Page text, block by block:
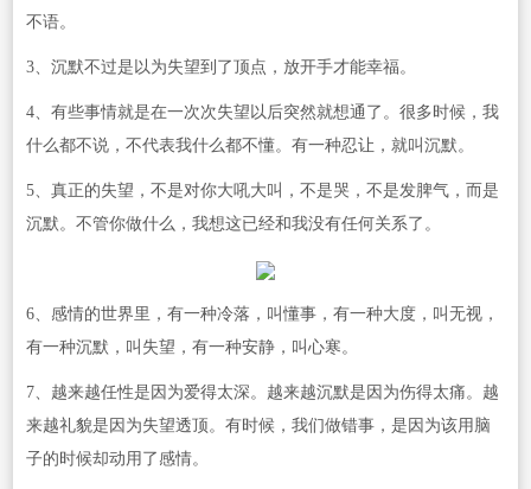
不语。
3、沉默不过是以为失望到了顶点，放开手才能幸福。
4、有些事情就是在一次次失望以后突然就想通了。很多时候，我
什么都不说，不代表我什么都不懂。有一种忍让，就叫沉默。
5、真正的失望，不是对你大吼大叫，不是哭，不是发脾气，而是
沉默。不管你做什么，我想这已经和我没有任何关系了。
6、感情的世界里，有一种冷落，叫懂事，有一种大度，叫无视，
有一种沉默，叫失望，有一种安静，叫心寒。
7、越来越任性是因为爱得太深。越来越沉默是因为伤得太痛。越
来越礼貌是因为失望透顶。有时候，我们做错事，是因为该用脑
子的时候却动用了感情。